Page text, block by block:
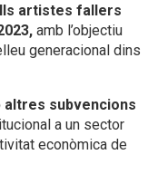
artistes fallers
amb l’objectiu
generacional dins
altres subvencions
a un sector
econòmica de